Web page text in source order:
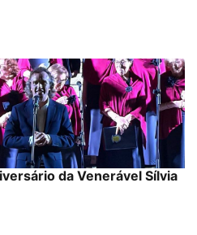
da Venerável Sílvia